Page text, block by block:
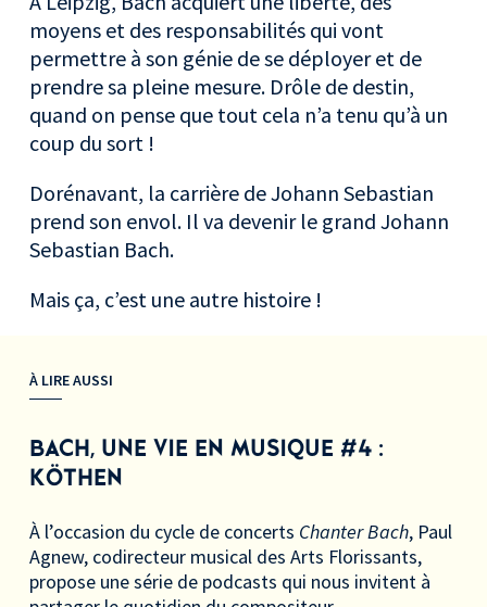
moyens et des responsabilités qui vont
permettre à son génie de se déployer et de
prendre sa pleine mesure. Drôle de destin,
quand on pense que tout cela n’a tenu qu’à un
coup du sort !
Dorénavant, la carrière de Johann Sebastian
prend son envol. Il va devenir le grand Johann
Sebastian Bach.
Mais ça, c’est une autre histoire !
À LIRE AUSSI
BACH, UNE VIE EN MUSIQUE #4 :
KÖTHEN
À l’occasion du cycle de concerts Chanter Bach, Paul
Agnew, codirecteur musical des Arts Florissants,
propose une série de podcasts qui nous invitent à